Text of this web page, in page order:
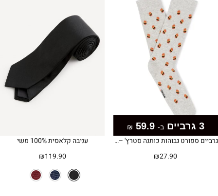
3 גרביים ב- ₪
גרביים ספורט גבוהות כותנה סטרץ' – אפור
₪27.90
עניבה קלאסית 100% משי
₪119.90